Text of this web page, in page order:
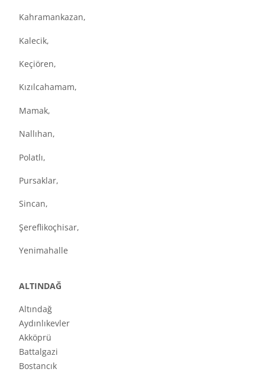
Kahramankazan,
Kalecik,
Keçiören,
Kızılcahamam,
Mamak,
Nallıhan,
Polatlı,
Pursaklar,
Sincan,
Şereflikoçhisar,
Yenimahalle
ALTINDAĞ
Altındağ
Aydınlıkevler
Akköprü
Battalgazi
Bostancık